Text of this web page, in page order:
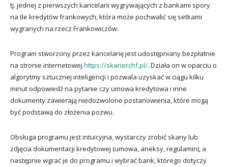
tj. jednej z pierwszych kancelarii wygrywających z bankami spory
na tle kredytów frankowych, która może pochwalić się setkami
wygranych na rzecz Frankowiczów.
Program stworzony przez kancelarię jest udostępniany bezpłatnie
na stronie internetowej https://skanerchf.pl/. Działa on w oparciu o
algorytmy sztucznej inteligencji i pozwala uzyskać w ciągu kilku
minut odpowiedź na pytanie czy umowa kredytowa i inne
dokumenty zawierają niedozwolone postanowienia, które mogą
być podstawą do złożenia pozwu.
Obsługa programu jest intuicyjna, wystarczy zrobić skany lub
zdjęcia dokumentacji kredytowej (umowa, aneksy, regulamin), a
następnie wgrać je do programu i wybrać bank, którego dotyczy